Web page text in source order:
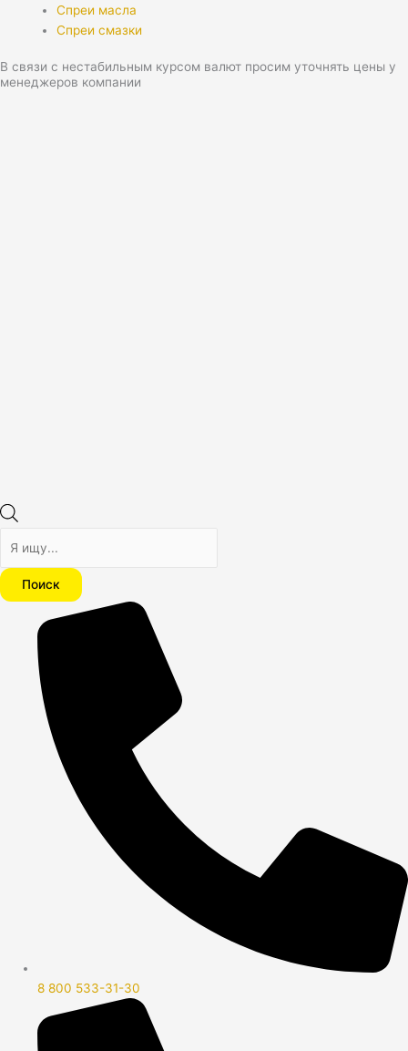
Спреи масла
Спреи смазки
В связи с нестабильным курсом валют просим уточнять цены у
менеджеров компании
Поиск
8 800 533-31-30